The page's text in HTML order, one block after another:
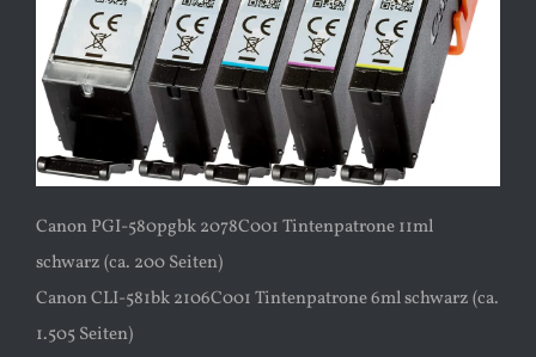
Canon PGI-580pgbk 2078C001 Tintenpatrone 11ml
schwarz (ca. 200 Seiten)
Canon CLI-581bk 2106C001 Tintenpatrone 6ml schwarz (ca.
1.505 Seiten)